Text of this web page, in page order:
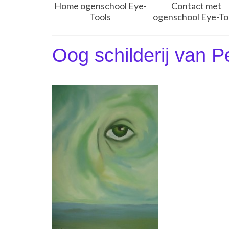
Home ogenschool Eye-
Tools
Contact met
ogenschool Eye-
Oog schilderij van